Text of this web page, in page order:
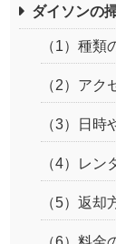
ダイソンの
（1）種類
（2）ア
（3）日
（4）レン
（5）返却